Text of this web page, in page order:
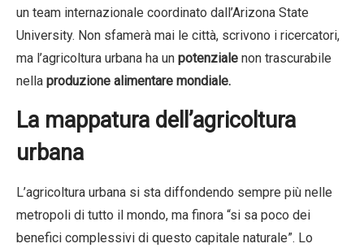
un team internazionale coordinato dall’Arizona State
University. Non sfamerà mai le città, scrivono i ricercatori,
ma l’agricoltura urbana ha un potenziale non trascurabile
nella produzione alimentare mondiale.
La mappatura dell’agricoltura
urbana
L’agricoltura urbana si sta diffondendo sempre più nelle
metropoli di tutto il mondo, ma finora “si sa poco dei
benefici complessivi di questo capitale naturale”. Lo